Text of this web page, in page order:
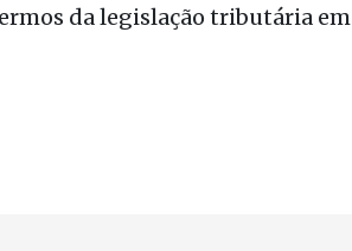
da legislação tributária em